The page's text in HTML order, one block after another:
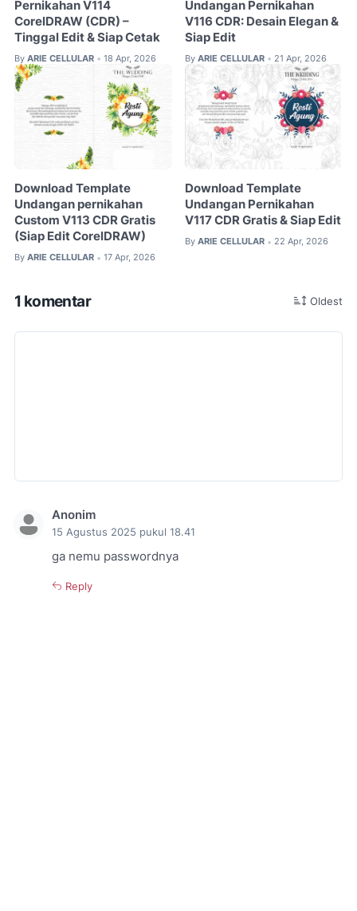
Pernikahan V114
CorelDRAW (CDR) –
Tinggal Edit & Siap Cetak
By ARIE CELLULAR • 18 Apr, 2026
Undangan Pernikahan
V116 CDR: Desain Elegan &
Siap Edit
By ARIE CELLULAR • 21 Apr, 2026
Download Template
Undangan pernikahan
Custom V113 CDR Gratis
(Siap Edit CorelDRAW)
By ARIE CELLULAR • 17 Apr, 2026
Download Template
Undangan Pernikahan
V117 CDR Gratis & Siap Edit
By ARIE CELLULAR • 22 Apr, 2026
1 komentar Oldest
Anonim
15 Agustus 2025 pukul 18.41
ga nemu passwordnya
Reply